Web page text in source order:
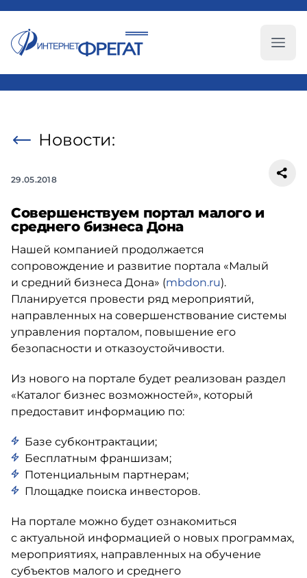
Новости:
29.05.2018
Совершенствуем портал малого и
среднего бизнеса Дона
Нашей компанией продолжается
сопровождение и развитие портала «Малый
и средний бизнеса Дона» (mbdon.ru).
Планируется провести ряд мероприятий,
направленных на совершенствование системы
управления порталом, повышение его
безопасности и отказоустойчивости.
Из нового на портале будет реализован раздел
«Каталог бизнес возможностей», который
предоставит информацию по:
Базе субконтрактации;
Бесплатным франшизам;
Потенциальным партнерам;
Площадке поиска инвесторов.
На портале можно будет ознакомиться
с актуальной информацией о новых программах,
мероприятиях, направленных на обучение
субъектов малого и среднего